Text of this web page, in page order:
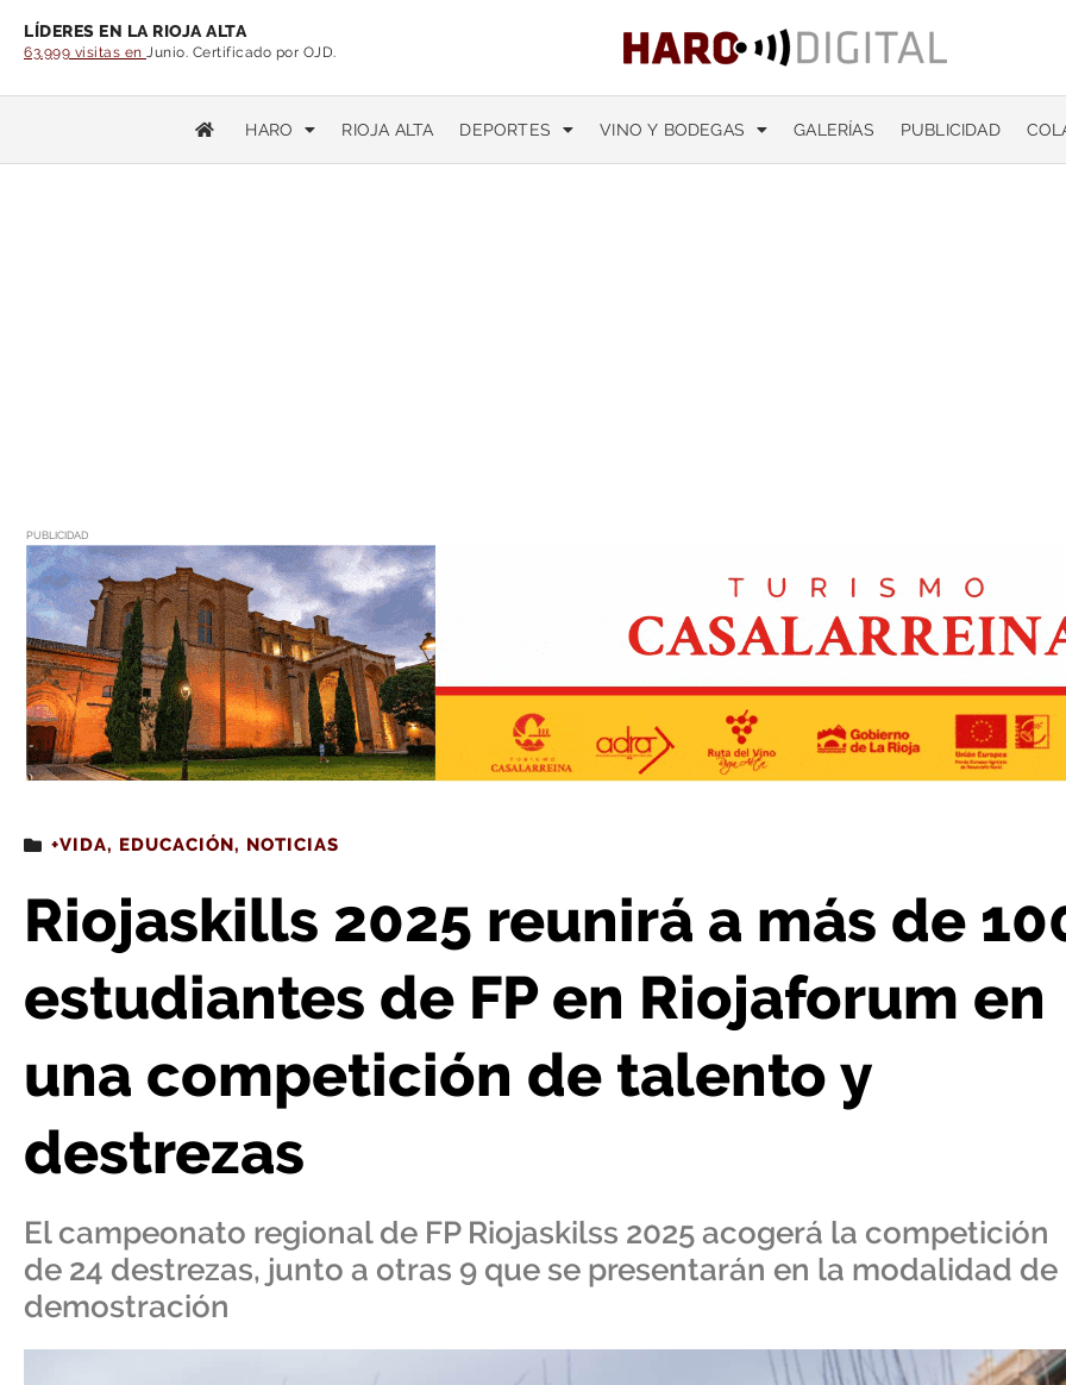
LÍDERES EN LA RIOJA ALTA
63.999 visitas en Junio. Certificado por OJD.
HARO RIOJA ALTA DEPORTES VINO Y BODEGAS GALERÍAS PUBLICIDAD
PUBLICIDAD
Estás leyendo : Riojaskills 2025 reunirá a más de 100 estudiantes de FP en Riojaforum en una competición de talento y destrezas
+VIDA, EDUCACIÓN, NOTICIAS
Riojaskills 2025 reunirá a más de
estudiantes de FP en Riojaforum en
una competición de talento y
destrezas
El campeonato regional de FP Riojaskilss 2025 acogerá la competición
de 24 destrezas, junto a otras 9 que se presentarán en la modalidad de
demostración